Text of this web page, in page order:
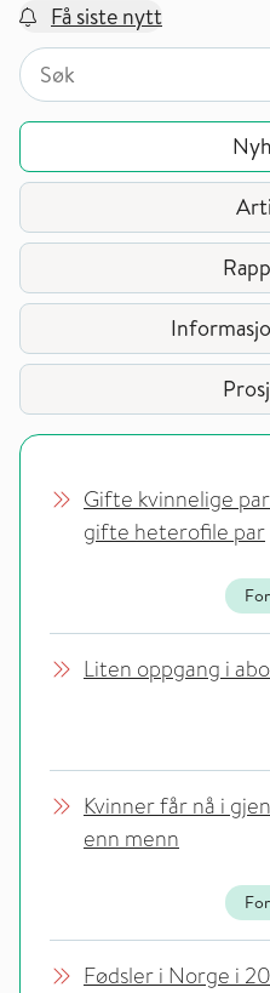
Få siste nytt
Søk på valgt sidetype i tema /
Søk på valgt sidetype i tema /
Gifte kvinnelige
gifte heterofile par
Liten oppgang i
Kvinner får nå i
enn menn
Fødsler i Norge i